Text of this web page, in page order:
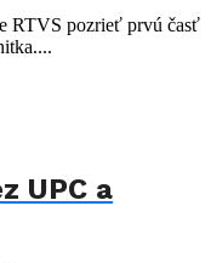
RTVS pozrieť prvú časť
UPC a